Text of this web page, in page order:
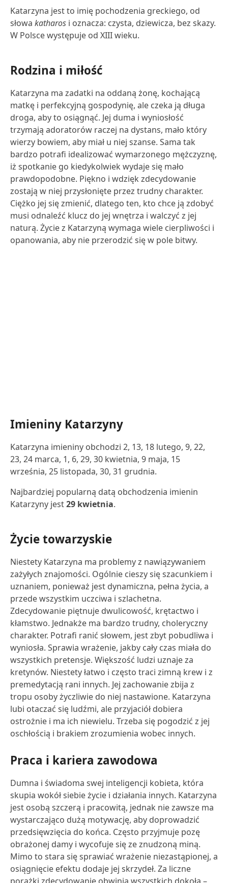
Katarzyna jest to imię pochodzenia greckiego, od
słowa katharos i oznacza: czysta, dziewicza, bez skazy.
W Polsce występuje od XIII wieku.
Rodzina i miłość
Katarzyna ma zadatki na oddaną żonę, kochającą
matkę i perfekcyjną gospodynię, ale czeka ją długa
droga, aby to osiągnąć. Jej duma i wyniosłość
trzymają adoratorów raczej na dystans, mało który
wierzy bowiem, aby miał u niej szanse. Sama tak
bardzo potrafi idealizować wymarzonego mężczyznę,
iż spotkanie go kiedykolwiek wydaje się mało
prawdopodobne. Piękno i wdzięk zdecydowanie
zostają w niej przysłonięte przez trudny charakter.
Ciężko jej się zmienić, dlatego ten, kto chce ją zdobyć
musi odnaleźć klucz do jej wnętrza i walczyć z jej
naturą. Życie z Katarzyną wymaga wiele cierpliwości i
opanowania, aby nie przerodzić się w pole bitwy.
Imieniny Katarzyny
Katarzyna imieniny obchodzi 2, 13, 18 lutego, 9, 22,
23, 24 marca, 1, 6, 29, 30 kwietnia, 9 maja, 15
września, 25 listopada, 30, 31 grudnia.
Najbardziej popularną datą obchodzenia imienin
Katarzyny jest29 kwietnia.
Życie towarzyskie
Niestety Katarzyna ma problemy z nawiązywaniem
zażyłych znajomości. Ogólnie cieszy się szacunkiem i
uznaniem, ponieważ jest dynamiczna, pełna życia, a
przede wszystkim uczciwa i szlachetna.
Zdecydowanie piętnuje dwulicowość, krętactwo i
kłamstwo. Jednakże ma bardzo trudny, choleryczny
charakter. Potrafi ranić słowem, jest zbyt pobudliwa i
wyniosła. Sprawia wrażenie, jakby cały czas miała do
wszystkich pretensje. Większość ludzi uznaje za
kretynów. Niestety łatwo i często traci zimną krew i z
premedytacją rani innych. Jej zachowanie zbija z
tropu osoby życzliwie do niej nastawione. Katarzyna
lubi otaczać się ludźmi, ale przyjaciół dobiera
ostrożnie i ma ich niewielu. Trzeba się pogodzić z jej
oschłością i brakiem zrozumienia wobec innych.
Praca i kariera zawodowa
Dumna i świadoma swej inteligencji kobieta, która
skupia wokół siebie życie i działania innych. Katarzyna
jest osobą szczerą i pracowitą, jednak nie zawsze ma
wystarczająco dużą motywację, aby doprowadzić
przedsięwzięcia do końca. Często przyjmuje pozę
obrażonej damy i wycofuje się ze znudzoną miną.
Mimo to stara się sprawiać wrażenie niezastąpionej, a
osiągnięcie efektu dodaje jej skrzydeł. Za liczne